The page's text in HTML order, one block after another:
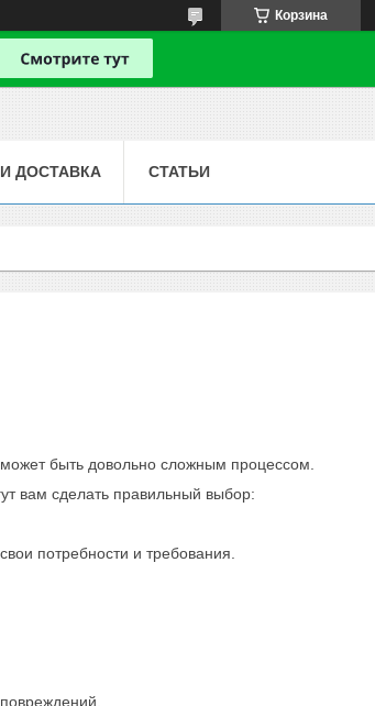
Корзина
ДОСТАВКА СТАТЬИ
быть довольно сложным процессом.
вам сделать правильный выбор:
потребности и требования.